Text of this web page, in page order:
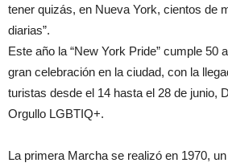
tener quizás, en Nueva York, cientos de
diarias”.
Este año la “New York Pride” cumple 50
gran celebración en la ciudad, con la
turistas desde el 14 hasta el 28 de junio,
Orgullo LGBTIQ+.
La primera Marcha se realizó en 1970,